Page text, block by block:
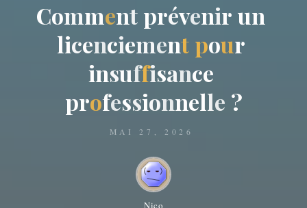
Comment prévenir un
licenciement pour
insuffisance
professionnelle ?
MAI 27, 2026
Nico